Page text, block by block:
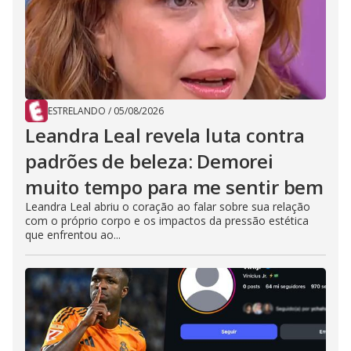
ESTRELANDO / 05/08/2026
Leandra Leal revela luta contra
padrões de beleza: Demorei
muito tempo para me sentir bem
Leandra Leal abriu o coração ao falar sobre sua relação
com o próprio corpo e os impactos da pressão estética
que enfrentou ao...